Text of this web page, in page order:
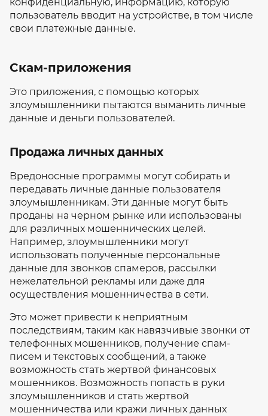
пользователь вводит на устройстве, в том числе
свои платежные данные.
Скам-приложения
Это приложения, с помощью которых
злоумышленники пытаются выманить личные
данные и деньги пользователей.
Продажа личных данных
Вредоносные программы могут собирать и
передавать личные данные пользователя
злоумышленникам. Эти данные могут быть
проданы на черном рынке или использованы
для различных мошеннических целей.
Например, злоумышленники могут
использовать полученные персональные
данные для звонков спамеров, рассылки
нежелательной рекламы или даже для
осуществления мошенничества в сети.
Это может привести к неприятным
последствиям, таким как навязчивые звонки от
телефонных мошенников, получение спам-
писем и текстовых сообщений, а также
возможность стать жертвой финансовых
мошенников. Возможность попасть в руки
злоумышленников и стать жертвой
мошенничества или кражи личных данных